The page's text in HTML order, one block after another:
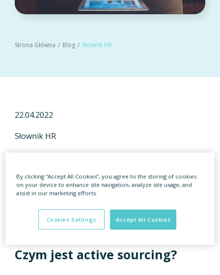
Strona Główna Blog Słownik HR
22.04.2022
Słownik HR
Aktualnie rynek pracy jest rynkiem pracownika,
przynajmniej w odniesieniu do najbardziej
rozchwytywanych specjalizacji i rozwijających się
branż. Active sourcing jest dziś odpowiedzią na
wyzwania rynku pracy.
Czym jest active sourcing?
By clicking “Accept All Cookies”, you agree to the storing of cookies
on your device to enhance site navigation, analyze site usage, and
assist in our marketing efforts.
Accept All Cookies
Cookies Settings